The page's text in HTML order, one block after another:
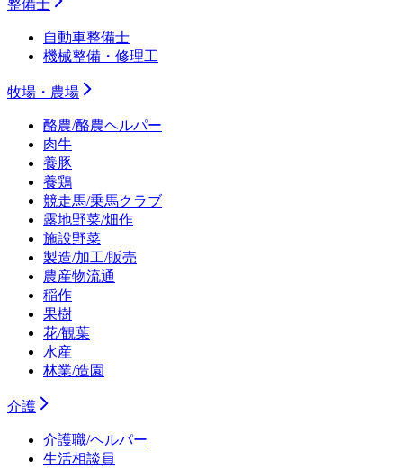
整備士
自動車整備士
機械整備・修理工
牧場・農場
酪農/酪農ヘルパー
肉牛
養豚
養鶏
競走馬/乗馬クラブ
露地野菜/畑作
施設野菜
製造/加工/販売
農産物流通
稲作
果樹
花/観葉
水産
林業/造園
介護
介護職/ヘルパー
生活相談員